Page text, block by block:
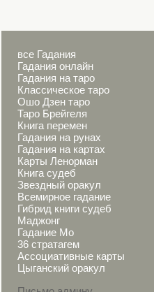
все Гадания
Гадания онлайн
Гадания на таро
Классическое таро
Ошо Дзен таро
Таро Брейгеля
Книга перемен
Гадания на рунах
Гадания на картах
Карты Ленорман
Книга судеб
Звездный оракул
Всемирное гадание
Гибрид книги судеб
Маджонг
Гадание Мо
36 стратагем
Ассоциативные карты
Цыганский оракул